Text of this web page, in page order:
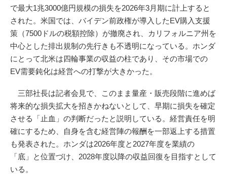
で最大1兆3000億円規模の損失を2026年3月期に計上すると
された。米国では、バイデン前政権が導入したEV購入支援
策（7500ドルの税額控除）が撤廃され、カリフォルニア州を
中心とした排出規制の先行きも不透明になっている。ホンダ
にとって北米は四輪事業の収益の柱であり、その市場での
EV需要鈍化は経営への打撃が大きかった。
三部社長は記者会見で、このまま量産・販売段階に進めば
将来的な損失拡大を招きかねないとして、早期に損失を確定
させる「止血」の判断だったと説明している。経営責任を明
確にするため、自身を含む経営陣の報酬を一部返上する措置
も発表された。ホンダは2026年度と2027年度を業績の
「底」と位置づけ、2028年度以降の収益回復を目指すとして
いる。